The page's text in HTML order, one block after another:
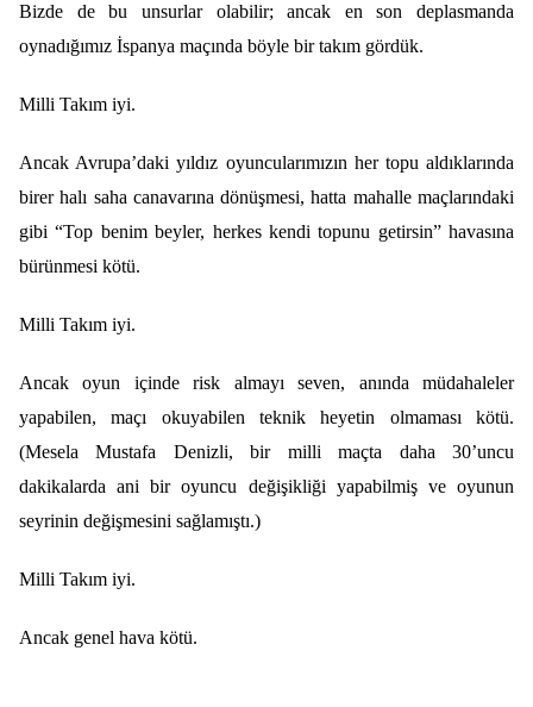
Bizde de bu unsurlar olabilir; ancak en son deplasmanda
oynadığımız İspanya maçında böyle bir takım gördük.
Milli Takım iyi.
Ancak Avrupa’daki yıldız oyuncularımızın her topu aldıklarında
birer halı saha canavarına dönüşmesi, hatta mahalle maçlarındaki
gibi “Top benim beyler, herkes kendi topunu getirsin” havasına
bürünmesi kötü.
Milli Takım iyi.
Ancak oyun içinde risk almayı seven, anında müdahaleler
yapabilen, maçı okuyabilen teknik heyetin olmaması kötü.
(Mesela Mustafa Denizli, bir milli maçta daha 30’uncu
dakikalarda ani bir oyuncu değişikliği yapabilmiş ve oyunun
seyrinin değişmesini sağlamıştı.)
Milli Takım iyi.
Ancak genel hava kötü.